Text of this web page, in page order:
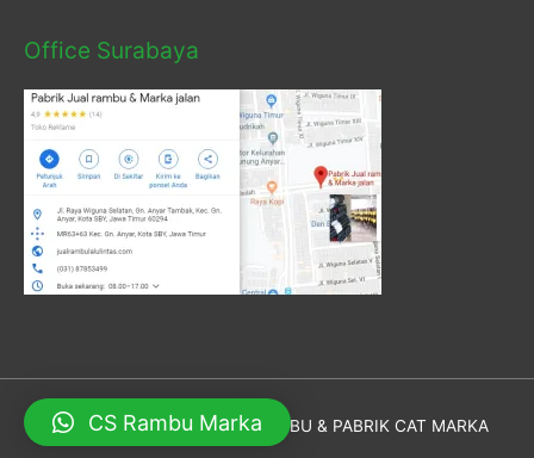
Office Surabaya
Hak Cipta © 2026PABRIK RAMBU & PABRIK CAT MARKA
CS Rambu Marka